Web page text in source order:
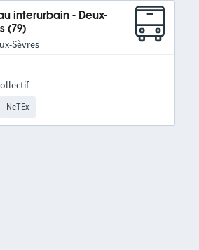
interurbain - Deux-
(79)
Sèvres
NeTEx